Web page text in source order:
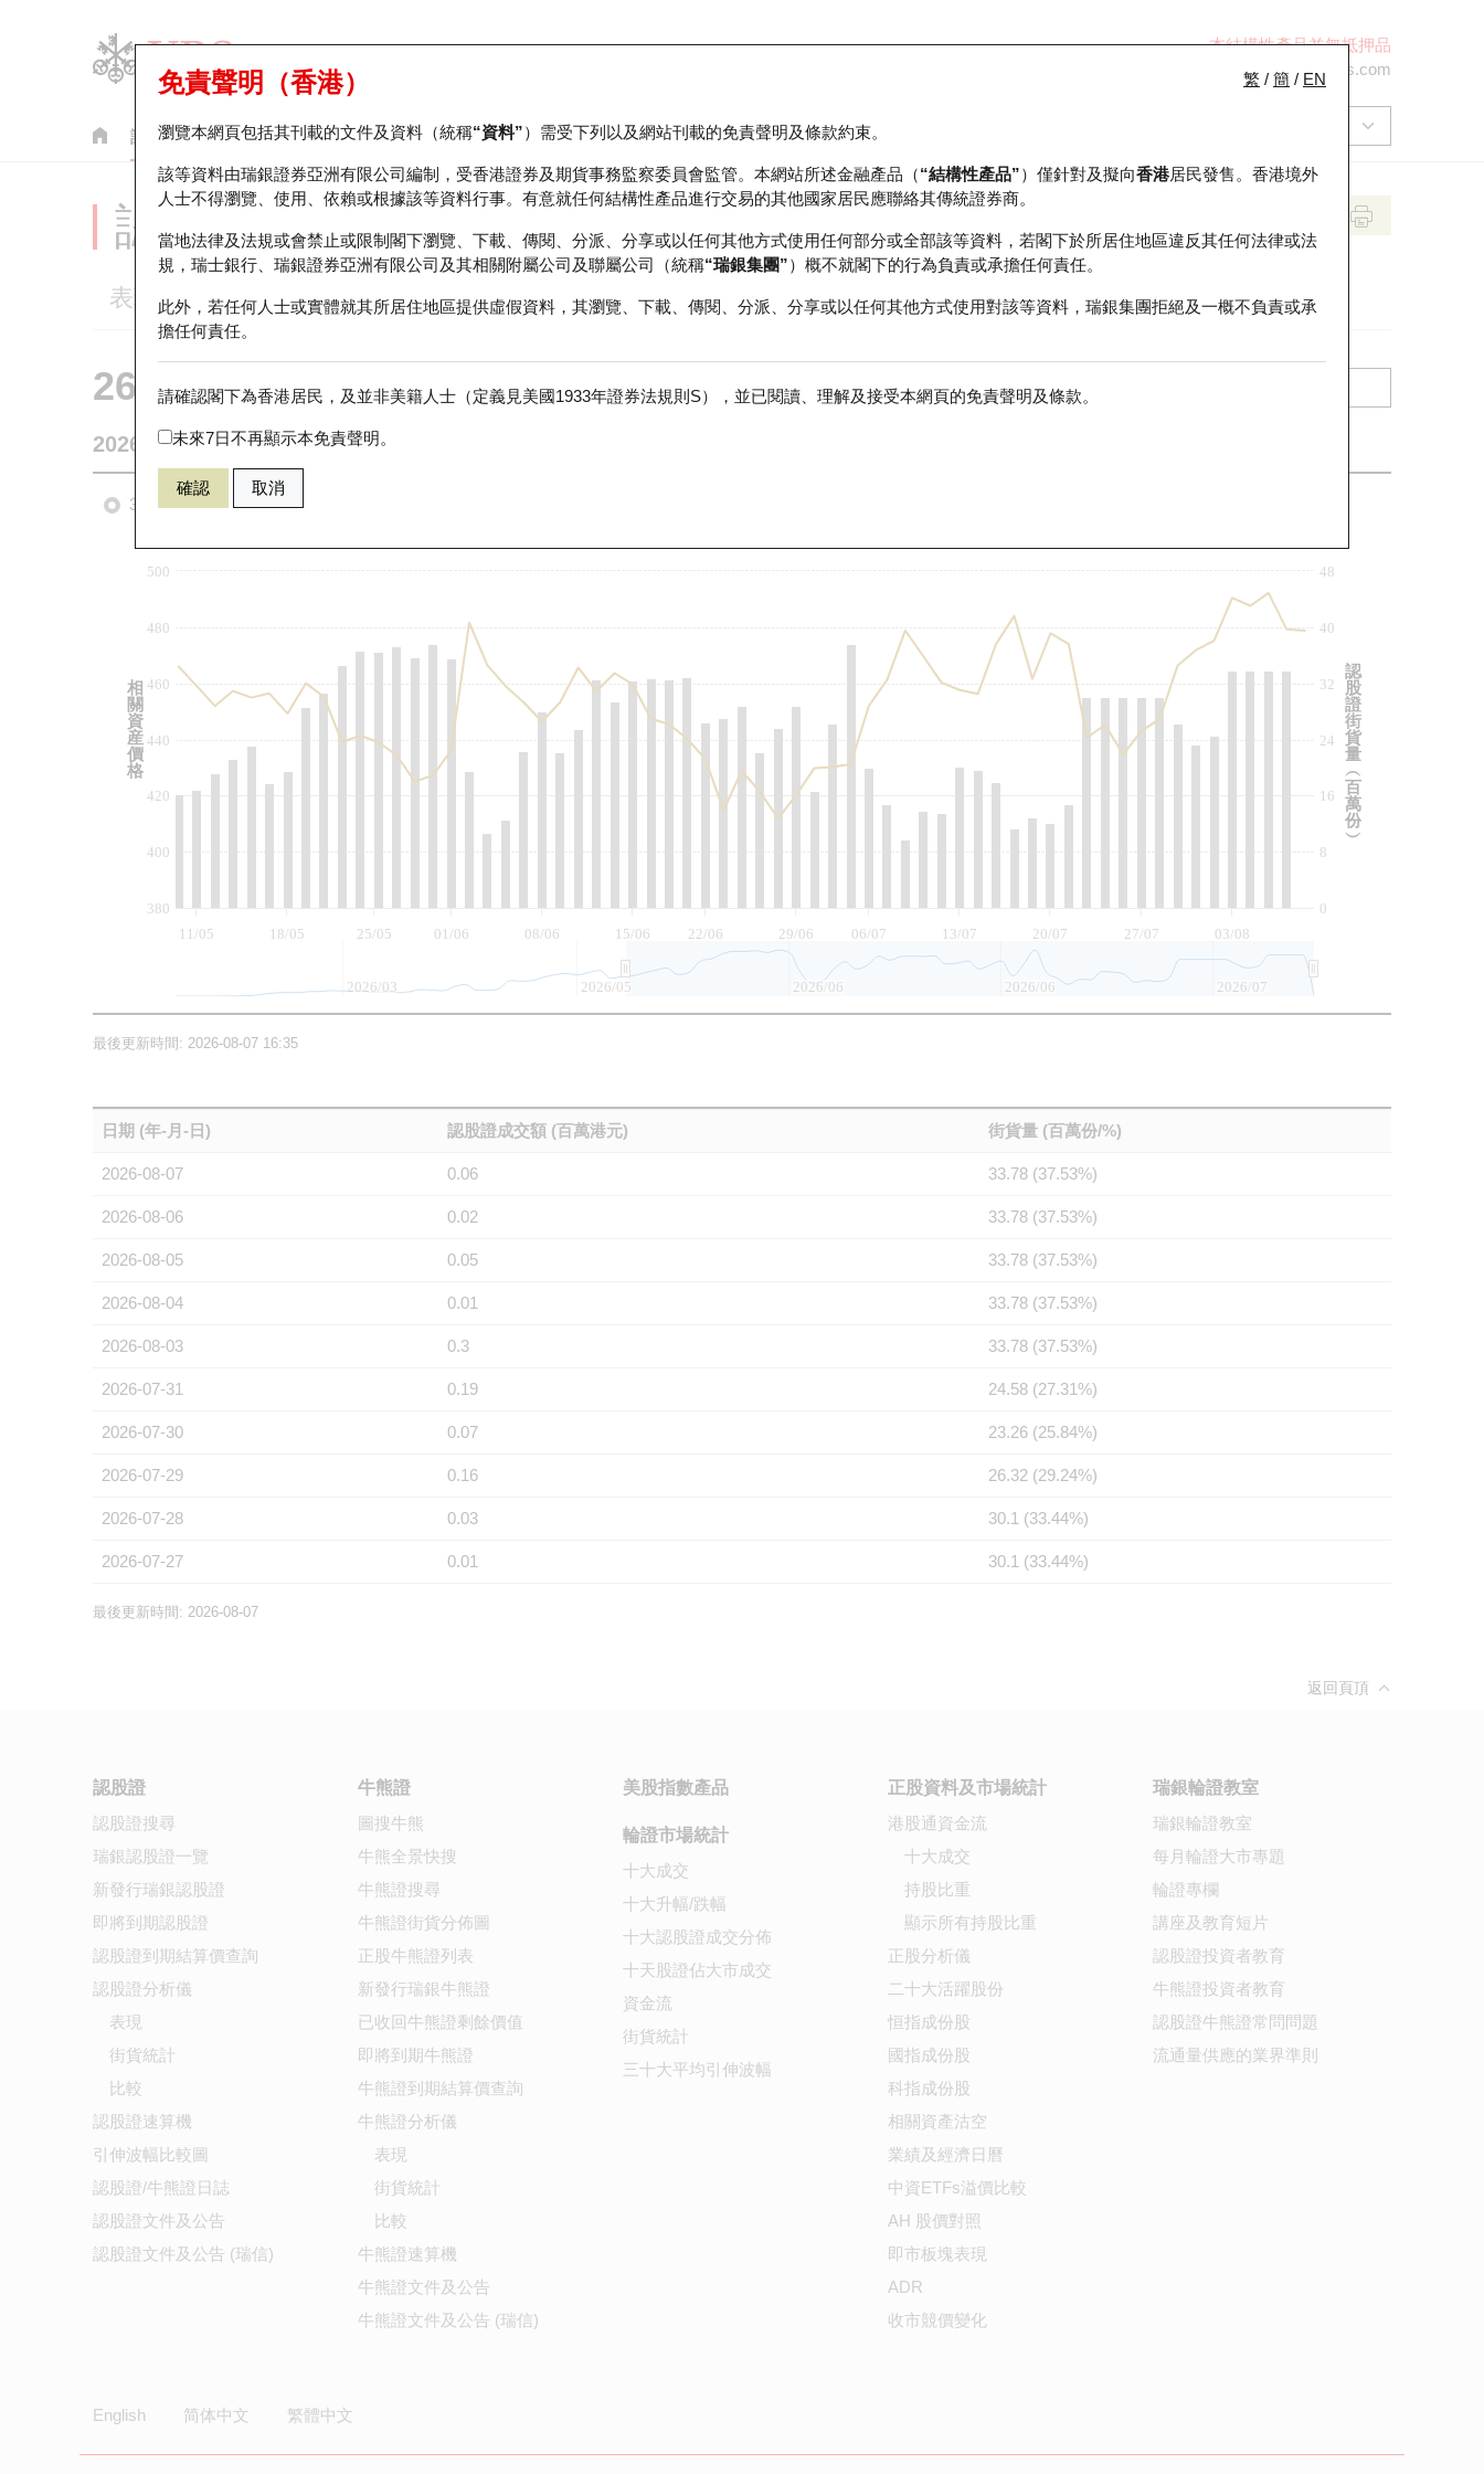
本結構性產品並無抵押品
ol-hkwarrants@ubs.com
認股證 牛熊證 美股指數產品 輪證市場統計 正股資料及市場統計 瑞銀輪證教室
繁 / 簡 / EN
免責聲明（香港）
瀏覽本網頁包括其刊載的文件及資料（統稱“資料”）需受下列以及網站刊載的免責聲明及條款約束。
該等資料由瑞銀證券亞洲有限公司編制，受香港證券及期貨事務監察委員會監管。本網站所述金融產品（“結構性產品”）僅針對及擬向香港居民發售。香港境外
人士不得瀏覽、使用、依賴或根據該等資料行事。有意就任何結構性產品進行交易的其他國家居民應聯絡其傳統證券商。
當地法律及法規或會禁止或限制閣下瀏覽、下載、傳閱、分派、分享或以任何其他方式使用任何部分或全部該等資料，若閣下於所居住地區違反其任何法律或法
規，瑞士銀行、瑞銀證券亞洲有限公司及其相關附屬公司及聯屬公司（統稱“瑞銀集團”）概不就閣下的行為負責或承擔任何責任。
此外，若任何人士或實體就其所居住地區提供虛假資料，其瀏覽、下載、傳閱、分派、分享或以任何其他方式使用對該等資料，瑞銀集團拒絕及一概不負責或承
擔任何責任。
請確認閣下為香港居民，及並非美籍人士（定義見美國1933年證券法規則S），並已閱讀、理解及接受本網頁的免責聲明及條款。
未來7日不再顯示本免責聲明。
確認 取消
認股證分析儀
表現 街貨統計 比較
26723 華泰認購 0700 騰訊控股
2026-08-07 相關資產價格 478.8
3個月 6個月
11/05 25/05 08/06 22/06 06/07 20/07 03/08
18/05 01/06 15/06 29/06 13/07 27/07
0
8
16
24
32
40
48
420
480
380
400
440
460
500
2026/03 2026/05 2026/06 2026/06 2026/07
認
股
證
街
貨
量
︵
百
萬
份
︶
相
關
資
産
價
格
最後更新時間: 2026-08-07 16:35
日期 (年-月-日) 認股證成交額 (百萬港元) 街貨量 (百萬份/%)
2026-08-07 0.06 33.78 (37.53%)
2026-08-06 0.02 33.78 (37.53%)
2026-08-05 0.05 33.78 (37.53%)
2026-08-04 0.01 33.78 (37.53%)
2026-08-03 0.3 33.78 (37.53%)
2026-07-31 0.19 24.58 (27.31%)
2026-07-30 0.07 23.26 (25.84%)
2026-07-29 0.16 26.32 (29.24%)
2026-07-28 0.03 30.1 (33.44%)
2026-07-27 0.01 30.1 (33.44%)
最後更新時間: 2026-08-07
返回頁頂
認股證
認股證搜尋
瑞銀認股證一覽
新發行瑞銀認股證
即將到期認股證
認股證到期結算價查詢
認股證分析儀
表現
街貨統計
比較
認股證速算機
引伸波幅比較圖
認股證/牛熊證日誌
認股證文件及公告
認股證文件及公告 (瑞信)
牛熊證
圖搜牛熊
牛熊全景快搜
牛熊證搜尋
牛熊證街貨分佈圖
正股牛熊證列表
新發行瑞銀牛熊證
已收回牛熊證剩餘價值
即將到期牛熊證
牛熊證到期結算價查詢
牛熊證分析儀
表現
街貨統計
比較
牛熊證速算機
牛熊證文件及公告
牛熊證文件及公告 (瑞信)
美股指數產品
輪證市場統計
十大成交
十大升幅/跌幅
十大認股證成交分佈
十天股證佔大市成交
資金流
街貨統計
三十大平均引伸波幅
正股資料及市場統計
港股通資金流
十大成交
持股比重
顯示所有持股比重
正股分析儀
二十大活躍股份
恒指成份股
國指成份股
科指成份股
相關資產沽空
業績及經濟日曆
中資ETFs溢價比較
AH 股價對照
即市板塊表現
ADR
收市競價變化
瑞銀輪證教室
瑞銀輪證教室
每月輪證大市專題
輪證專欄
講座及教育短片
認股證投資者教育
牛熊證投資者教育
認股證牛熊證常問問題
流通量供應的業界準則
English 简体中文 繁體中文